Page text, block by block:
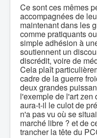
Ce sont ces mêmes
accompagnées de
maintenant dans les
comme pratiquants
simple adhésion à
soutiennent un
discrédit, voire de
Cela plaît
cadre de la guerre
deux grandes
l'exemple de l'art zen
aura-t-il le culot de
n'a pas vu où se
marché libre ? et de
trancher la tête du